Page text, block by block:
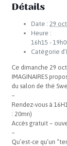
Détails
Date : 29
Heure :
16h15 -
Catégorie
Ce dimanche 29
IMAGINAIRES
du salon de thé
–
Rendez-vous à
: 20mn)
Accès gratuit –
–
Qu’est-ce qu’un